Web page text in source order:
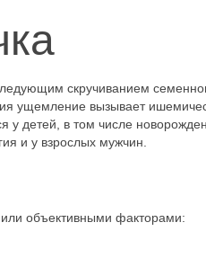
скручиванием
ущемление вызывает
у детей, в том числе
и у взрослых мужчин.
объективными факторами: